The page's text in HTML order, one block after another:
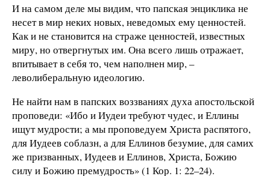
И на самом деле мы видим, что папская энциклика не
несет в мир неких новых, неведомых ему ценностей.
Как и не становится на страже ценностей, известных
миру, но отвергнутых им. Она всего лишь отражает,
впитывает в себя то, чем наполнен мир, –
леволиберальную идеологию.
Не найти нам в папских воззваниях духа апостольской
проповеди: «Ибо и Иудеи требуют чудес, и Еллины
ищут мудрости; а мы проповедуем Христа распятого,
для Иудеев соблазн, а для Еллинов безумие, для самих
же призванных, Иудеев и Еллинов, Христа, Божию
силу и Божию премудрость» (1 Кор. 1: 22–24).